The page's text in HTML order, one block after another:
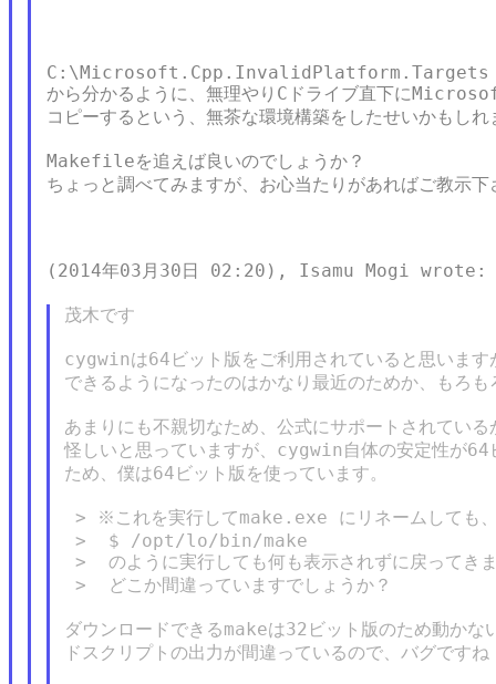
C:\Microsoft.Cpp.InvalidPlatform.Targets
から分かるように、無理やりCドライブ直下に
コピーするという、無茶な環境構築をしたせいかもしれ
Makefileを追えば良いのでしょうか？
ちょっと調べてみますが、お心当たりがあればご教示下
(2014年03月30日 02:20), Isamu Mogi wrote:
茂木です
cygwinは64ビット版をご利用されていると思います
できるようになったのはかなり最近のためか、もろ
あまりにも不親切なため、公式にサポートされてい
怪しいと思っていますが、cygwin自体の安定性が64
ため、僕は64ビット版を使っています。
> ※これを実行してmake.exe にリネームしても
>  $ /opt/lo/bin/make
>  のように実行しても何も表示されずに戻ってき
>  どこか間違っていますでしょうか？
ダウンロードできるmakeは32ビット版のため動かな
ドスクリプトの出力が間違っているので、バグですね